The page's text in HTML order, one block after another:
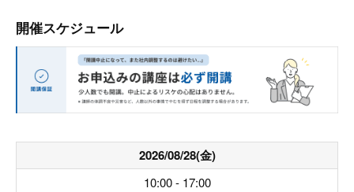
開催スケジュール
2026/08/28(金)
10:00 - 17:00